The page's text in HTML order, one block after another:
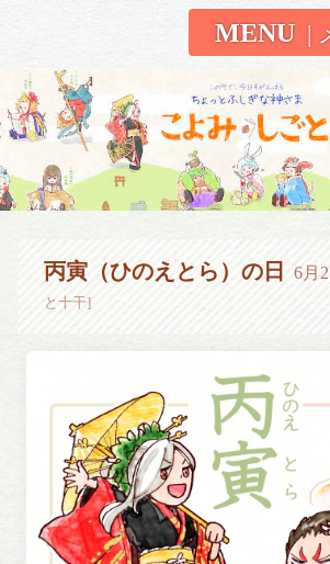
MENU
こよみしごと〔和原ハ
丙寅（ひのえとら）の日 6月
と十干]